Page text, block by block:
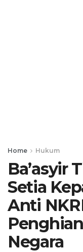
Home Hukum
Ba’asyir
Setia
Anti
Negara